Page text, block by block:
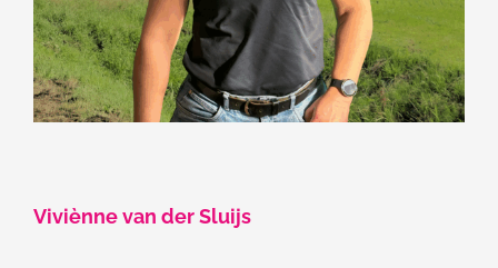
Viviènne van der Sluijs